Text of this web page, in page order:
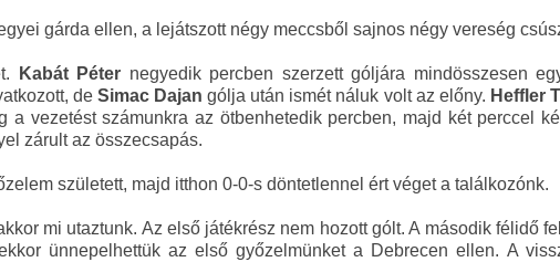
gárda ellen, a lejátszott négy meccsből sajnos négy vereség
Kabát Péter negyedik percben szerzett góljára mindösszesen
de Simac Dajan gólja után ismét náluk volt az előny. Heffler
a vezetést számunkra az ötbenhetedik percben, majd két perccel
zárult az összecsapás.
született, majd itthon 0-0-s döntetlennel ért véget a találkozónk.
mi utaztunk. Az első játékrész nem hozott gólt. A második félidő
ünnepelhettük az első győzelmünket a Debrecen ellen. A